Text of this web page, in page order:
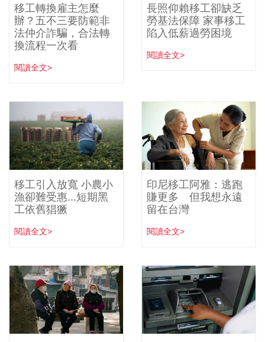
移工轉換雇主怎麼
辦？五不三要防範非
法仲介詐騙，合法轉
換流程一次看
閱讀全文>
長照仰賴移工卻缺乏
勞基法保障 家事移工
陷入低薪過勞困境
閱讀全文>
移工引入放寬 小農小
漁卻難受惠...短期黑
工依舊猖獗
閱讀全文>
印尼移工阿雅：逃跑
賺更多 但我想永遠
留在台灣
閱讀全文>